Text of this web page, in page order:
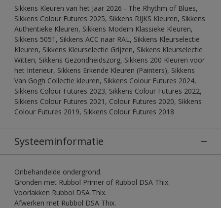
Sikkens Kleuren van het Jaar 2026 - The Rhythm of Blues,
Sikkens Colour Futures 2025, Sikkens RIJKS Kleuren, Sikkens
Authentieke Kleuren, Sikkens Modern Klassieke Kleuren,
Sikkens 5051, Sikkens ACC naar RAL, Sikkens Kleurselectie
Kleuren, Sikkens Kleurselectie Grijzen, Sikkens Kleurselectie
Witten, Sikkens Gezondheidszorg, Sikkens 200 Kleuren voor
het Interieur, Sikkens Erkende Kleuren (Painters), Sikkens
Van Gogh Collectie kleuren, Sikkens Colour Futures 2024,
Sikkens Colour Futures 2023, Sikkens Colour Futures 2022,
Sikkens Colour Futures 2021, Colour Futures 2020, Sikkens
Colour Futures 2019, Sikkens Colour Futures 2018
Systeeminformatie
Onbehandelde ondergrond.
Gronden met Rubbol Primer of Rubbol DSA Thix.
Voorlakken Rubbol DSA Thix.
Afwerken met Rubbol DSA Thix.